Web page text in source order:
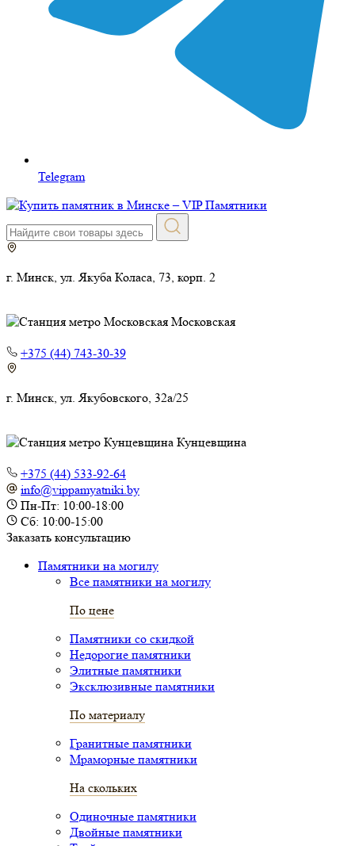
Telegram
г. Минск, ул. Якуба Коласа, 73, корп. 2
Московская
+375 (44) 743-30-39
г. Минск, ул. Якубовского, 32а/25
Кунцевщина
+375 (44) 533-92-64
info@vippamyatniki.by
Пн-Пт: 10:00-18:00
Сб: 10:00-15:00
Заказать консультацию
Памятники на могилу
Все памятники на могилу
По цене
Памятники со скидкой
Недорогие памятники
Элитные памятники
Эксклюзивные памятники
По материалу
Гранитные памятники
Мраморные памятники
На скольких
Одиночные памятники
Двойные памятники